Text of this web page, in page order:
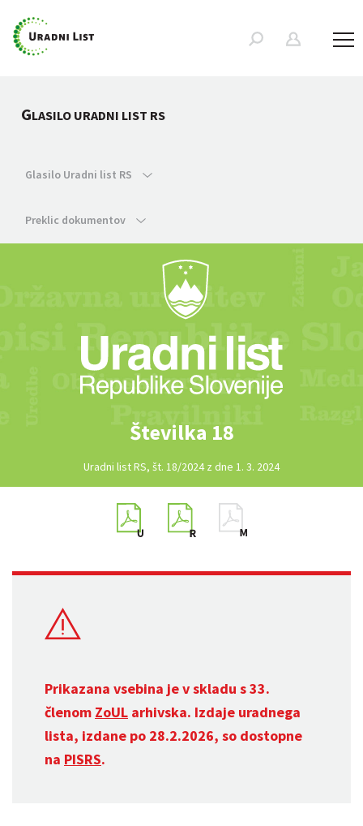
GLASILO URADNI LIST RS
Glasilo Uradni list RS
Preklic dokumentov
Številka 18
Uradni list RS, št. 18/2024 z dne 1. 3. 2024
Prikazana vsebina je v skladu s 33.
členom ZoUL arhivska. Izdaje uradnega
lista, izdane po 28.2.2026, so dostopne
na PISRS.